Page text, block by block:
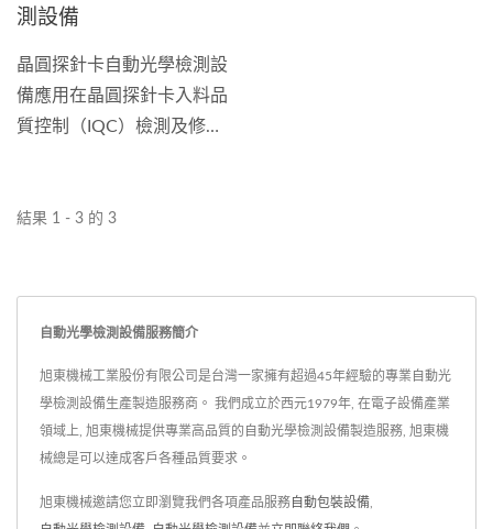
測設備
晶圓探針卡自動光學檢測設
備應用在晶圓探針卡入料品
質控制（IQC）檢測及修補
徑、探針位置偏移、探針導
台，整合自動化檢測及探針
卡調針修復功能。
結果 1 - 3 的 3
自動光學檢測設備服務簡介
旭東機械工業股份有限公司是台灣一家擁有超過45年經驗的專業自動光
學檢測設備生產製造服務商。 我們成立於西元1979年, 在電子設備產業
領域上, 旭東機械提供專業高品質的自動光學檢測設備製造服務, 旭東機
械總是可以達成客戶各種品質要求。
旭東機械邀請您立即瀏覽我們各項產品服務 自動包裝設備